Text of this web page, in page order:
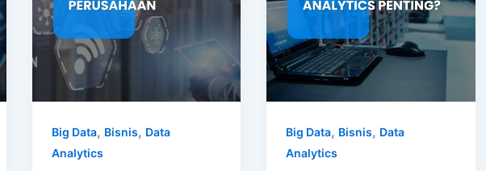
Big Data, Bisnis, Data
Analytics
Big Data, Bisnis, Data
Analytics